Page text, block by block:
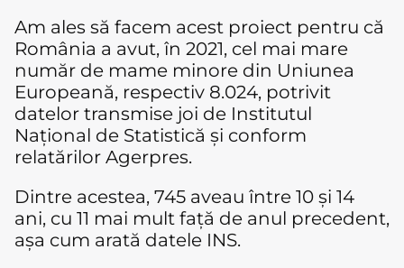
Am ales să facem acest proiect pentru că
România a avut, în 2021, cel mai mare
număr de mame minore din Uniunea
Europeană, respectiv 8.024, potrivit
datelor transmise joi de Institutul
Național de Statistică și conform
relatărilor Agerpres.
Dintre acestea, 745 aveau între 10 și 14
ani, cu 11 mai mult față de anul precedent,
așa cum arată datele INS.